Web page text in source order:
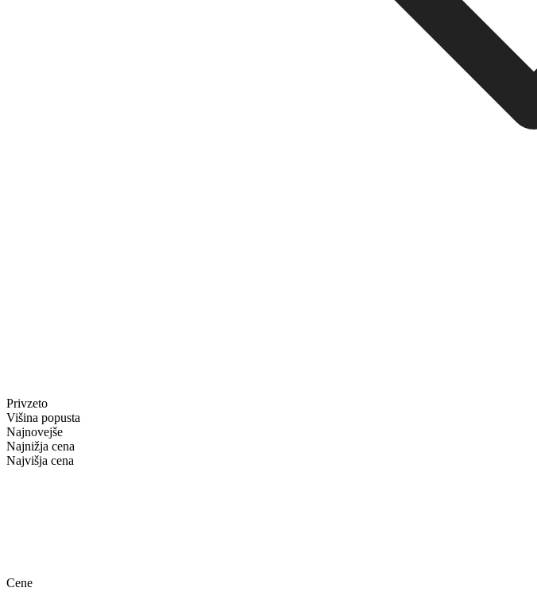
Privzeto
Višina popusta
Najnovejše
Najnižja cena
Najvišja cena
Cene